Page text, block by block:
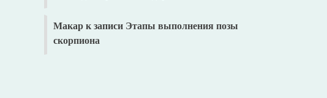
Макар к записи Этапы выполнения позы
скорпиона